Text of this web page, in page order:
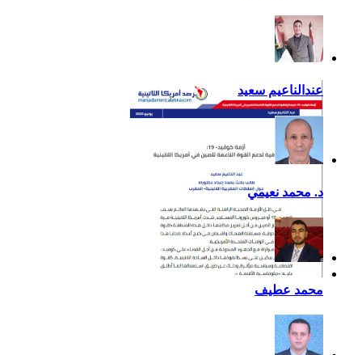
إضافية لدعم القوة الناعمة
للصين في أمريكا اللاتينية
عندالناعيم سعيد
د. محمد نعيمي
محمد عطيف